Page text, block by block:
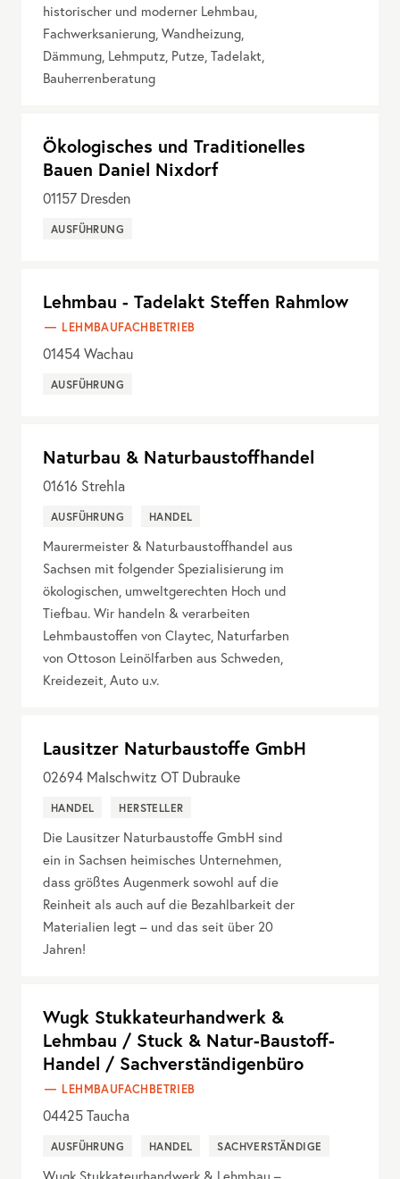
historischer und moderner Lehmbau,
Fachwerksanierung, Wandheizung,
Dämmung, Lehmputz, Putze, Tadelakt,
Bauherrenberatung
Ökologisches und Traditionelles
Bauen Daniel Nixdorf
01157 Dresden
AUSFÜHRUNG
Lehmbau - Tadelakt Steffen Rahmlow
LEHMBAUFACHBETRIEB
01454Wachau
AUSFÜHRUNG
Naturbau & Naturbaustoffhandel
01616 Strehla
AUSFÜHRUNG HANDEL
Maurermeister & Naturbaustoffhandel aus
Sachsen mit folgender Spezialisierung im
ökologischen, umweltgerechten Hoch und
Tiefbau. Wir handeln & verarbeiten
Lehmbaustoffen von Claytec, Naturfarben
von Ottoson Leinölfarben aus Schweden,
Kreidezeit, Auto u.v.
Lausitzer Naturbaustoffe GmbH
02694 Malschwitz OT Dubrauke
HANDEL HERSTELLER
Die Lausitzer Naturbaustoffe GmbH sind
ein in Sachsen heimisches Unternehmen,
dass größtes Augenmerk sowohl auf die
Reinheit als auch auf die Bezahlbarkeit der
Materialien legt – und das seit über 20
Jahren!
Wugk Stukkateurhandwerk &
Lehmbau / Stuck & Natur-Baustoff-
Handel / Sachverständigenbüro
LEHMBAUFACHBETRIEB
04425Taucha
AUSFÜHRUNG HANDEL SACHVERSTÄNDIGE
Wugk Stukkateurhandwerk & Lehmbau –